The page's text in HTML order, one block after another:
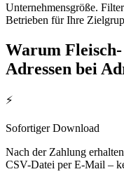
Unternehmensgröße.
Betrieben für Ihre
Warum
Adressen bei
⚡
Sofortiger Download
Nach der Zahlung
CSV-Datei per E-Mail –